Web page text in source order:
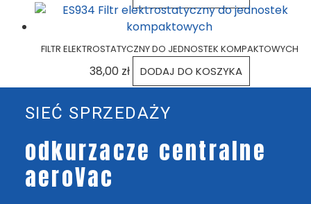
FILTR ELEKTROSTATYCZNY DO JEDNOSTEK KOMPAKTOWYCH
38,00 zł DODAJ DO KOSZYKA
SIEĆ SPRZEDAŻY
odkurzacze centralne
aeroVac